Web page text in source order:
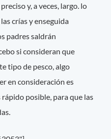
y, a veces, largo. lo
crías y enseguida
padres saldrán
si consideran que
tipo de pesco, algo
en consideración es
posible, para que las